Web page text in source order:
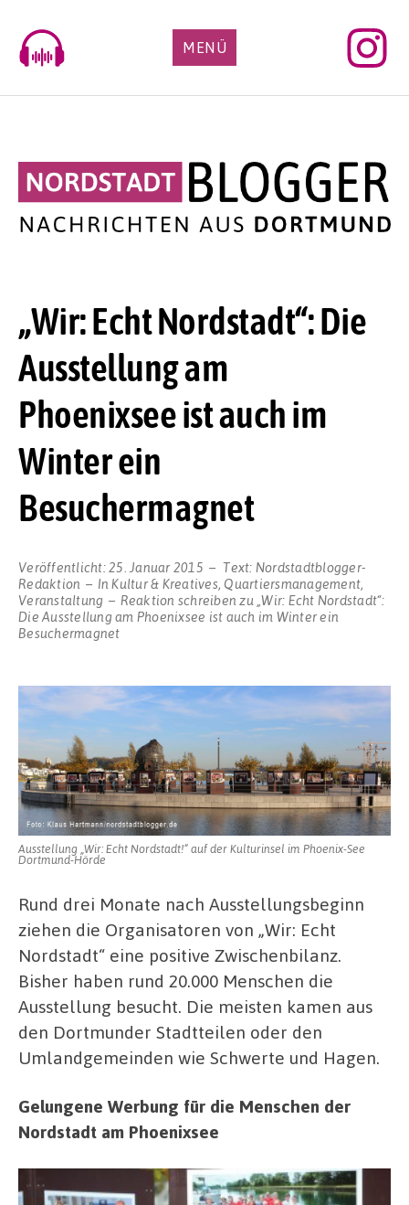
content
MENÜ
„Wir: Echt Nordstadt“: Die
Ausstellung am
Phoenixsee ist auch im
Winter ein
Besuchermagnet
Veröffentlicht:25. Januar 2015 Text: Nordstadtblogger-
Redaktion
InKultur & Kreatives, Quartiersmanagement,
Veranstaltung
Reaktion schreiben zu „Wir: Echt Nordstadt“:
Die Ausstellung am Phoenixsee ist auch im Winter ein
Besuchermagnet
Ausstellung „Wir: Echt Nordstadt!“ auf der Kulturinsel im Phoenix-See
Dortmund-Hörde
Rund drei Monate nach Ausstellungsbeginn
ziehen die Organisatoren von „Wir: Echt
Nordstadt“ eine positive Zwischenbilanz.
Bisher haben rund 20.000 Menschen die
Ausstellung besucht. Die meisten kamen aus
den Dortmunder Stadtteilen oder den
Umlandgemeinden wie Schwerte und Hagen.
Gelungene Werbung für die Menschen der
Nordstadt am Phoenixsee